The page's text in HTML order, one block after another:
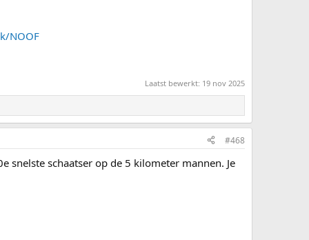
NOOF
Laatst bewerkt: 19 nov 2025
#468
snelste schaatser op de 5 kilometer mannen. Je